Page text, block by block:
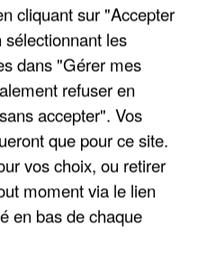
SUPPOSÉS DE LA DZ
cliquant sur "Accepter
les
dans "Gérer mes
refuser en
accepter". Vos
que pour ce site.
vos choix, ou retirer
moment via le lien
en bas de chaque